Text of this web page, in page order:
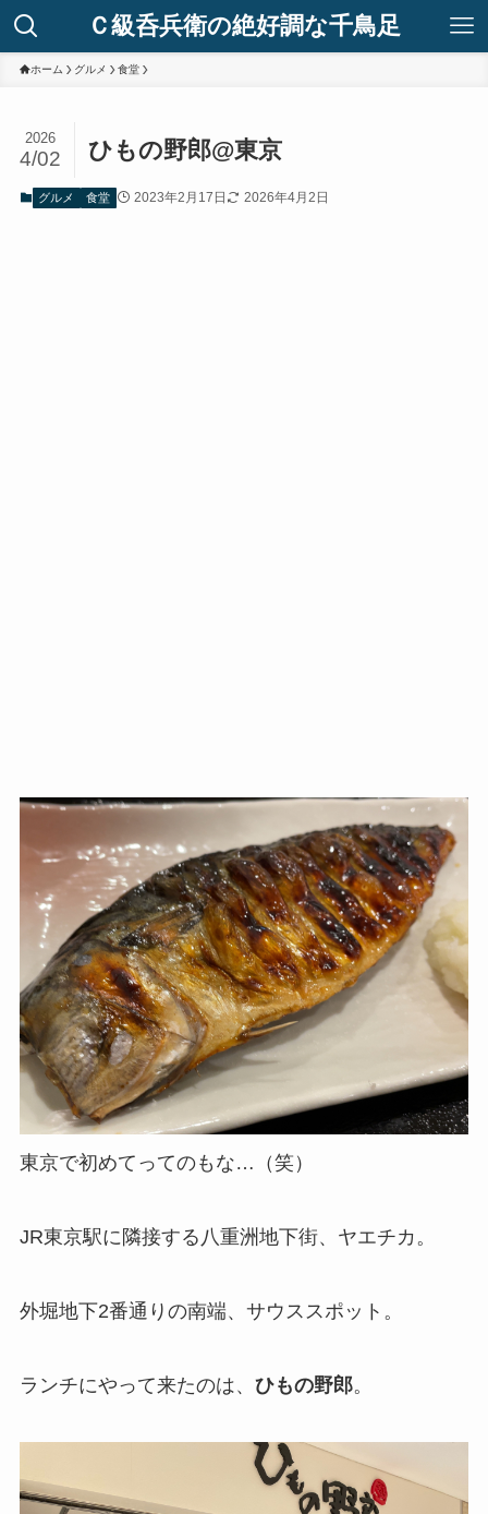
Ｃ級呑兵衛の絶好調な千鳥足
ホーム グルメ 食堂
ひもの野郎@東京
2026
4/02
グルメ 食堂 2023年2月17日 2026年4月2日
東京で初めてってのもな…（笑）
JR東京駅に隣接する八重洲地下街、ヤエチカ。
外堀地下2番通りの南端、サウススポット。
ランチにやって来たのは、 ひもの野郎。